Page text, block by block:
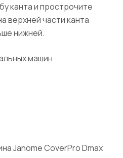
канта и прострочите
верхней части канта
нижней.
машин
Janome CoverPro Dmax